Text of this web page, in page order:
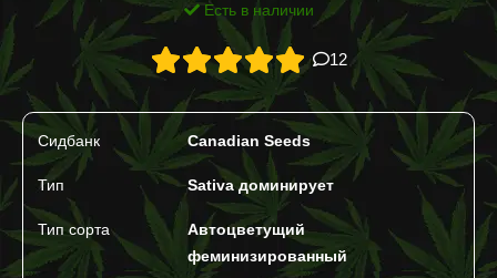
Есть в наличии
12
Сидбанк Canadian Seeds
Тип Sativa доминирует
Тип сорта
Автоцветущий
феминизированный